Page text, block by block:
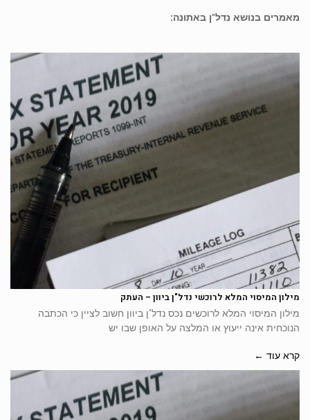
מאמרים בנושא נדל"ן באתונה:
מילון המיסוי המלא לרוכשי נדל"ן ביוון – העתק
מילון המיסוי המלא לרוכשים נכס נדל"ן ביוון חשוב לציין כי הכתבה
הנוכחית אינה ייעוץ או המלצה על האופן שבו יש
קרא עוד ←